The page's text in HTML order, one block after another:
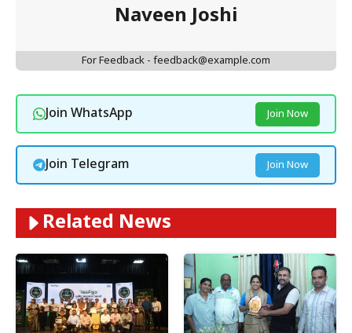
Naveen Joshi
For Feedback - feedback@example.com
Join WhatsApp Join Now
Join Telegram Join Now
Related News